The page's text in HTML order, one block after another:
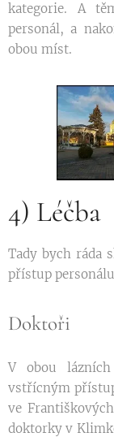
kategorie. A
personál, a
obou míst.
4) Léčba
Tady bych ráda
přístup
Doktoři
V obou
vstřícným
ve
doktorky v